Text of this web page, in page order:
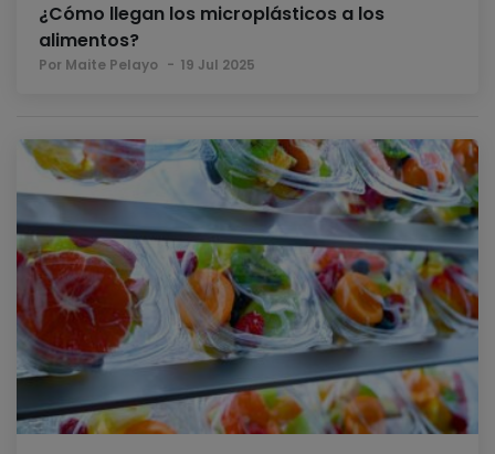
¿Cómo llegan los microplásticos a los
alimentos?
Por Maite Pelayo 19 Jul 2025